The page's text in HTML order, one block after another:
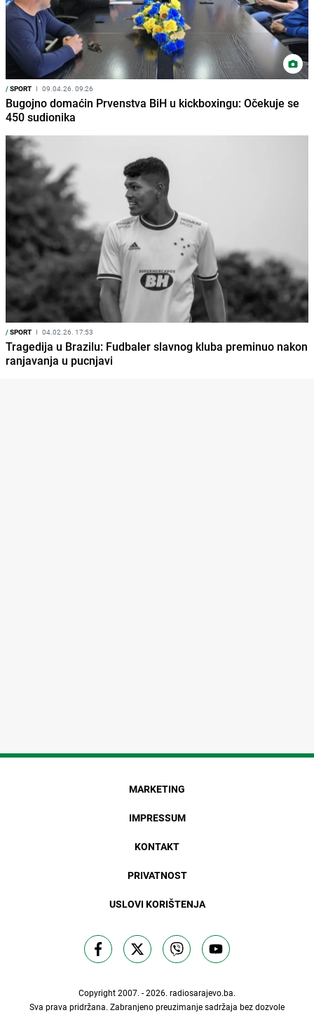
/SPORT I 09.04.26. 09:26
Bugojno domaćin Prvenstva BiH u kickboxingu: Očekuje se
450 sudionika
/SPORT I 04.02.26. 17:53
Tragedija u Brazilu: Fudbaler slavnog kluba preminuo nakon
ranjavanja u pucnjavi
MARKETING
IMPRESSUM
KONTAKT
PRIVATNOST
USLOVI KORIŠTENJA
Copyright 2007. - 2026. radiosarajevo.ba.
Sva prava pridržana. Zabranjeno preuzimanje sadržaja bez dozvole